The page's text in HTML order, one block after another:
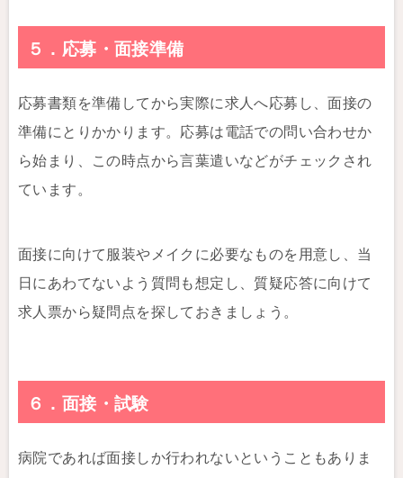
５．応募・面接準備
応募書類を準備してから実際に求人へ応募し、面接の
準備にとりかかります。応募は電話での問い合わせか
ら始まり、この時点から言葉遣いなどがチェックされ
ています。
面接に向けて服装やメイクに必要なものを用意し、当
日にあわてないよう質問も想定し、質疑応答に向けて
求人票から疑問点を探しておきましょう。
６．面接・試験
病院であれば面接しか行われないということもありま